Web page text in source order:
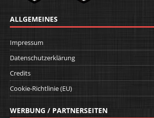
ALLGEMEINES
Impressum
Datenschutzerklärung
Credits
Cookie-Richtlinie (EU)
WERBUNG / PARTNERSEITEN